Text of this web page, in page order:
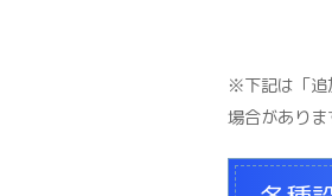
※下記は「追
場合がありま